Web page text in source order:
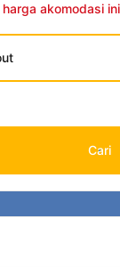
akomodasi ini
Cari